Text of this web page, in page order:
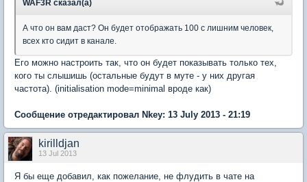
WAF3R сказал(а)
А что он вам даст? Он будет отображать 100 с лишним человек,
всех кто сидит в канале.
Его можно настроить так, что он будет показывать только тех,
кого ты слышишь (остальные будут в муте - у них другая
частота). (initialisation mode=minimal вроде как)
Сообщение отредактировал Nkey: 13 July 2013 - 21:19
kirilldjan
13 Jul 2013
Я бы еще добавил, как пожелание, не флудить в чате на